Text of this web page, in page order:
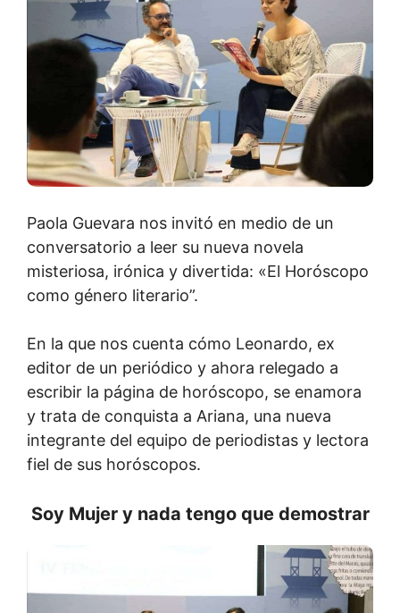
Paola Guevara nos invitó en medio de un
conversatorio a leer su nueva novela
misteriosa, irónica y divertida: «El Horóscopo
como género literario”.
En la que nos cuenta cómo Leonardo, ex
editor de un periódico y ahora relegado a
escribir la página de horóscopo, se enamora
y trata de conquista a Ariana, una nueva
integrante del equipo de periodistas y lectora
fiel de sus horóscopos.
Soy Mujer y nada tengo que demostrar